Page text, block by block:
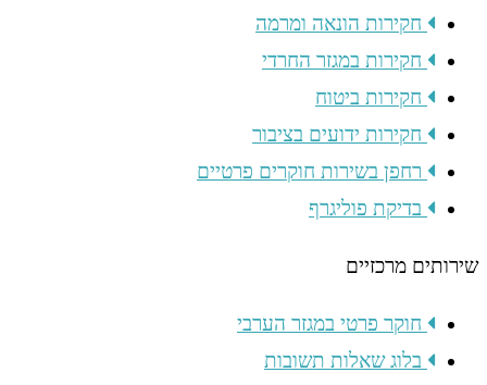
חקירות הונאה ומרמה
חקירות במגזר החרדי
חקירות ביטוח
חקירות ידועים בציבור
רחפן בשירות חוקרים פרטיים
בדיקת פוליגרף
שירותים מרכזיים
חוקר פרטי במגזר הערבי
בלוג שאלות תשובות